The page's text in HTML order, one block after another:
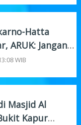
Hatta
ARUK: Jangan
Demi Kejar
WIB
Masjid Al
Kapur